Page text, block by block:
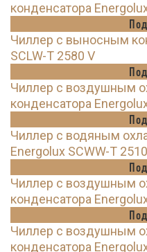
конденсатора
Чиллер с выносным
SCLW-T 2580 V
Чиллер с воздушным
конденсатора
Чиллер с водяным
Energolux SCWW-T
Чиллер с воздушным
конденсатора
Чиллер с воздушным
конденсатора